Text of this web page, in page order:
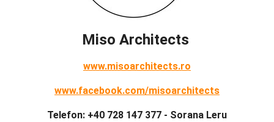
Miso Architects
www.misoarchitects.ro
www.facebook.com/misoarchitects
Telefon: +40 728 147 377 - Sorana Leru